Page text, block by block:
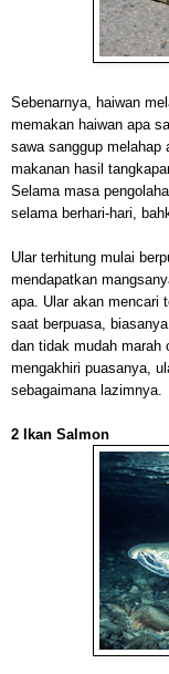
Sebenarnya, haiwan
memakan haiwan apa
sawa sanggup melahap
makanan hasil
Selama masa
selama berhari-hari,
Ular terhitung mulai
mendapatkan
apa. Ular akan mencari
saat berpuasa,
dan tidak mudah marah
mengakhiri puasanya,
sebagaimana lazimnya.
2 Ikan Salmon